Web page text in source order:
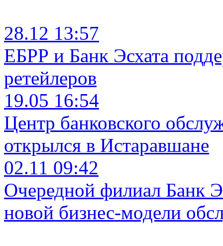
28.12 13:57
ЕБРР и Банк Эсхата
ретейлеров
19.05 16:54
Центр банковского
открылся в Истаравшане
02.11 09:42
Очередной филиал Банк
новой бизнес-модели